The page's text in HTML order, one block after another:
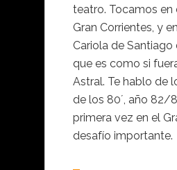
teatro. Tocamos en
Gran Corrientes, y
Cariola de Santiago
que es como si
Astral. Te hablo de
de los 80´, año 82/
primera vez en el
desafío importante.